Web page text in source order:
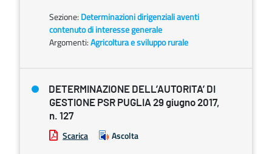
Sezione: Determinazioni dirigenziali aventi
contenuto di interesse generale
Argomenti:Agricoltura e sviluppo rurale
DETERMINAZIONE DELL’AUTORITA’ DI
GESTIONE PSR PUGLIA 29 giugno 2017,
n. 127
Scarica Ascolta